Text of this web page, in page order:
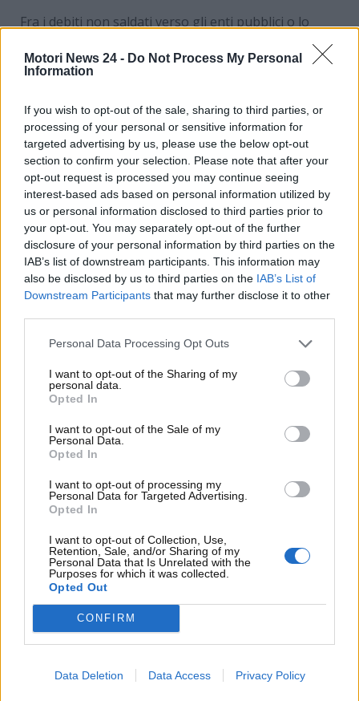
Motori News 24 - Do Not Process My Personal
Information
If you wish to opt-out of the sale, sharing to third parties, or
processing of your personal or sensitive information for
targeted advertising by us, please use the below opt-out
section to confirm your selection. Please note that after your
opt-out request is processed you may continue seeing
interest-based ads based on personal information utilized by
us or personal information disclosed to third parties prior to
your opt-out. You may separately opt-out of the further
disclosure of your personal information by third parties on the
IAB’s list of downstream participants. This information may
also be disclosed by us to third parties on the IAB’s List of
Downstream Participants that may further disclose it to other
Personal Data Processing Opt Outs
I want to opt-out of the Sharing of my
personal data.
Opted In
I want to opt-out of the Sale of my
Personal Data.
Opted In
I want to opt-out of processing my
Personal Data for Targeted Advertising.
Opted In
I want to opt-out of Collection, Use,
Retention, Sale, and/or Sharing of my
Personal Data that Is Unrelated with the
Purposes for which it was collected.
Opted Out
CONFIRM
Data Deletion Data Access Privacy Policy
Fra i debiti non saldati verso gli enti pubblici o lo
troviamo diversi. Ci riferiamo, per esempio, alle
cartelle esattoriali non versate
vari contributi previdenziali non saldati e tanto altro
ancora.
Macosa succede in un caso specifico in presenza
del fermo amministrativo dell’auto?
Nelle
prossime righe indicheremo un particolare aspetto
non proprio conosciuto dalla maggior parte delle
persone. Ecco tutto quello che c’è da sapere in
merito.
Come comportarsi in
presenza del fermo
amministrativo auto sotto
questo determinato aspetto:
la sentenza
bollo auto
proprietario di un mezzo motorizzato immatricolato
nel nostro Paese dovrà versare con cadenza
non dovesse circolare.E con il fermo
amministrativo auto?